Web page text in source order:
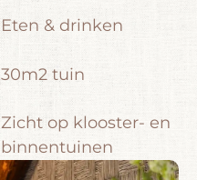
Eten & drinken
30m2 tuin
Zicht op klooster- en
binnentuinen